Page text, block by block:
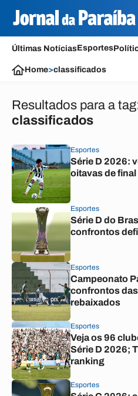
Últimas NotíciasEsportes
Home>classificados
Resultados para a
classificados
Esportes
Série D 2026:
oitavas de final
Esportes
Série D do
confrontos
Esportes
Campeonato
confrontos
rebaixados
Esportes
Veja os 96
Série D 2026;
ranking
Esportes